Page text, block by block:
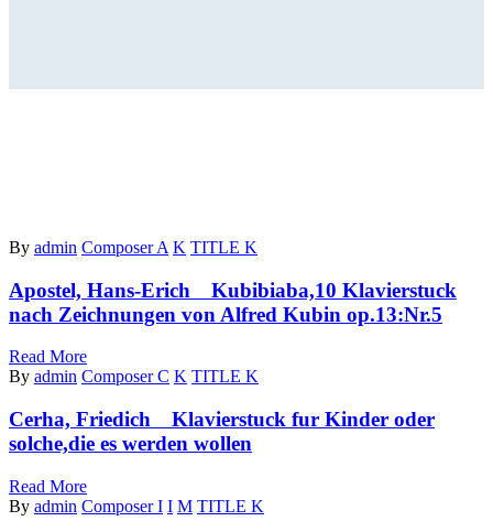
By admin Composer A K TITLE K
Apostel, Hans-Erich Kubibiaba,10 Klavierstuck
nach Zeichnungen von Alfred Kubin op.13:Nr.5
Read More
By admin Composer C K TITLE K
Cerha, Friedich Klavierstuck fur Kinder oder
solche,die es werden wollen
Read More
By admin Composer I I M TITLE K